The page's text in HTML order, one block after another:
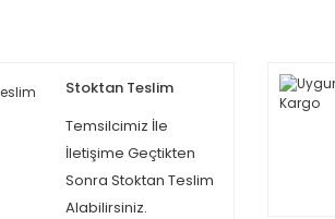
Stoktan Teslim
Temsilcimiz İle
İletişime Geçtikten
Sonra Stoktan Teslim
Alabilirsiniz.